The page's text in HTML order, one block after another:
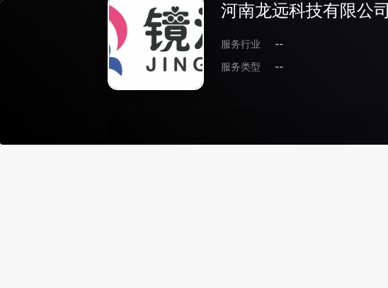
河南龙远科技有限公司
服务行业
--
服务类型
--